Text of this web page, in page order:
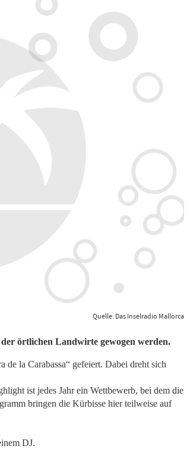
Quelle: Das Inselradio Mallorca
örtlichen Landwirte gewogen werden.
la Carabassa“ gefeiert. Dabei dreht sich
ist jedes Jahr ein Wettbewerb, bei dem die
bringen die Kürbisse hier teilweise auf
DJ.